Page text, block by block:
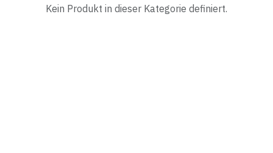
Kein Produkt in dieser Kategorie definiert.